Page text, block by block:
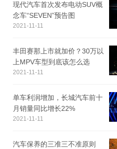
现代汽车首次发布电动SUV概
念车“SEVEN”预告图
2021-11-11
丰田赛那上市就加价？30万以
上MPV车型到底该怎么选
2021-11-11
单车利润增加，长城汽车前十
月销量同比增长22%
2021-11-11
汽车保养的三准三不准原则